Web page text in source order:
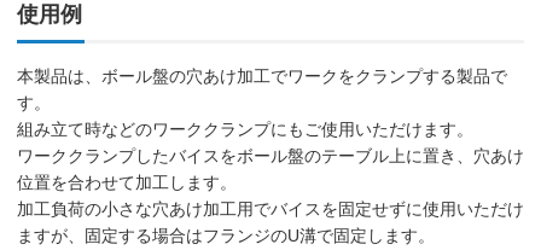
使用例
本製品は、ボール盤の穴あけ加工でワークをクランプする製品で
す。
組み立て時などのワーククランプにもご使用いただけます。
ワーククランプしたバイスをボール盤のテーブル上に置き、穴あけ
位置を合わせて加工します。
加工負荷の小さな穴あけ加工用でバイスを固定せずに使用いただけ
ますが、固定する場合はフランジのU溝で固定します。